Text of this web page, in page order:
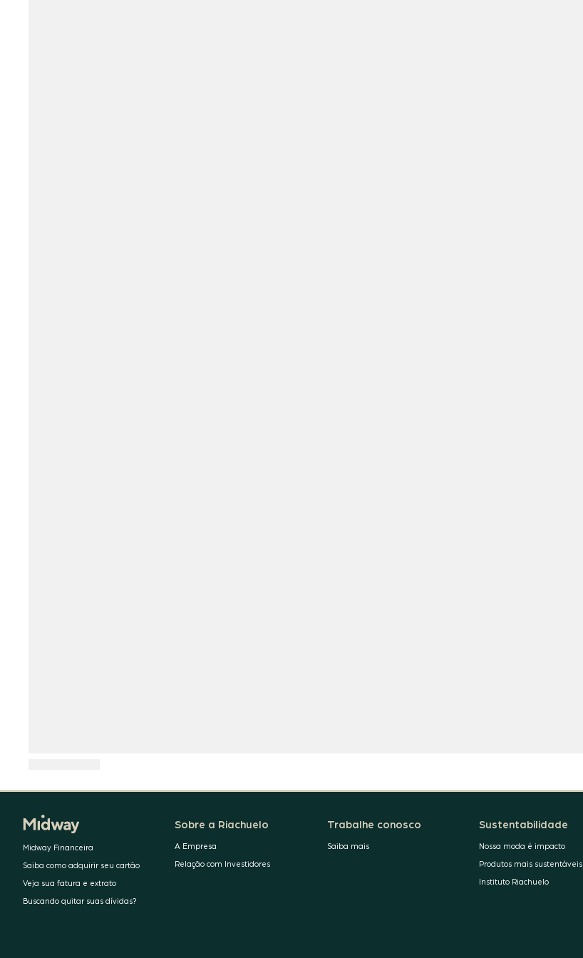
Midway Financeira
Saiba como adquirir seu cartão
Veja sua fatura e extrato
Buscando quitar suas dívidas?
Sobre a Riachuelo
A Empresa
Relação com Investidores
Trabalhe conosco
Saiba mais
Sustentabilidade
Nossa moda é impacto
Produtos mais sustentáveis
Instituto Riachuelo